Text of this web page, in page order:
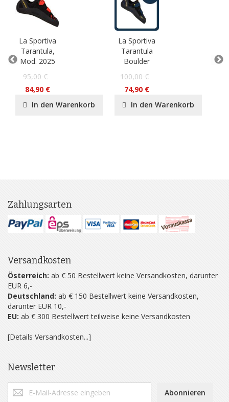
La Sportiva
Tarantula,
Mod. 2025
95,00 €
84,90 €
In den Warenkorb
La Sportiva
Tarantula
Boulder
100,00 €
74,90 €
In den Warenkorb
Zahlungsarten
Versandkosten
Österreich: ab € 50 Bestellwert keine Versandkosten, darunter
EUR 6,-
Deutschland: ab € 150 Bestellwert keine Versandkosten,
darunter EUR 10,-
EU: ab € 300 Bestellwert teilweise keine Versandkosten
[Details Versandkosten...]
Newsletter
Abonnieren